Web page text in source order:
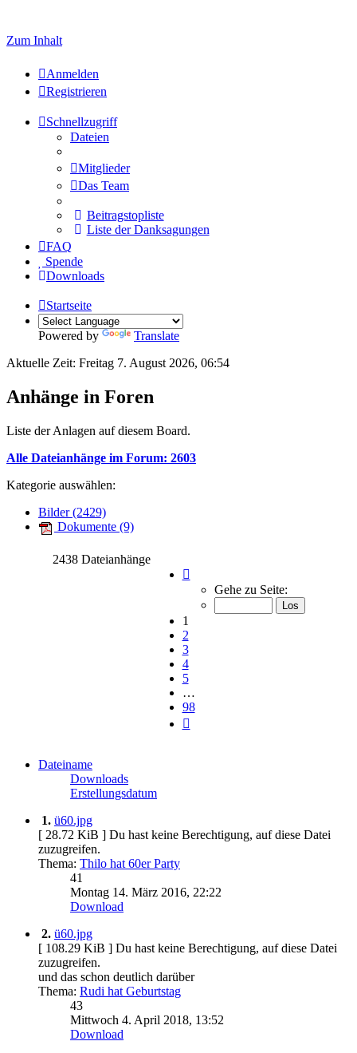
Zum Inhalt
Anmelden
Registrieren
Schnellzugriff
Dateien
Mitglieder
Das Team
Beitragstopliste
Liste der Danksagungen
FAQ
Spende
Downloads
Startseite
Powered by
Translate
Aktuelle Zeit: Freitag 7. August 2026, 06:54
Anhänge in Foren
Liste der Anlagen auf diesem Board.
Alle Dateianhänge im Forum: 2603
Kategorie auswählen:
Bilder (2429)
Dokumente (9)
2438 Dateianhänge
von
Gehe zu Seite:
1
2
3
4
5
…
98
Dateiname
Downloads
Erstellungsdatum
1. ü60.jpg
[ 28.72 KiB ] Du hast keine Berechtigung, auf diese Datei
zuzugreifen.
Thema: Thilo hat 60er Party
41
Montag 14. März 2016, 22:22
Download
2. ü60.jpg
[ 108.29 KiB ] Du hast keine Berechtigung, auf diese Datei
zuzugreifen.
und das schon deutlich darüber
Thema: Rudi hat Geburtstag
43
Mittwoch 4. April 2018, 13:52
Download